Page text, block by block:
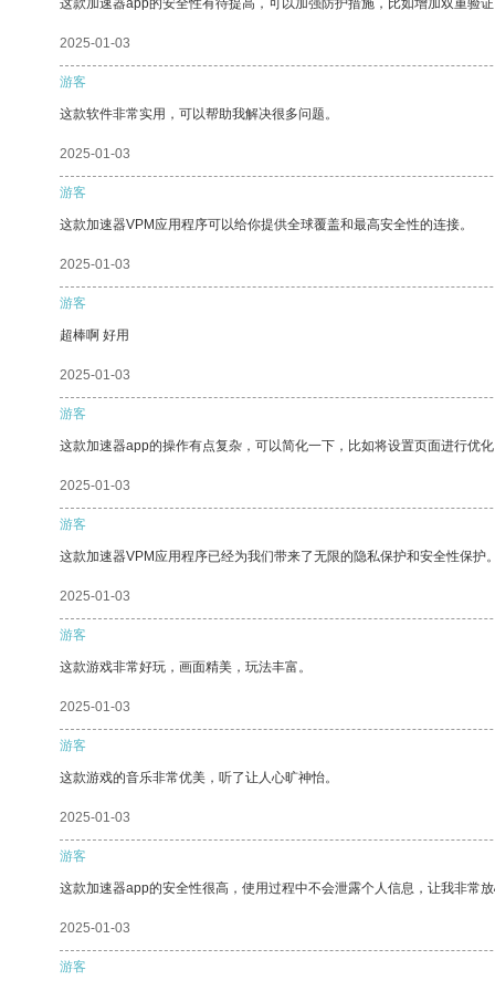
这款加速器app的安全性有待提高，可以加强防护措施，比如增加双重验
2025-01-03
游客
这款软件非常实用，可以帮助我解决很多问题。
2025-01-03
游客
这款加速器VPM应用程序可以给你提供全球覆盖和最高安全性的连接。
2025-01-03
游客
超棒啊 好用
2025-01-03
游客
这款加速器app的操作有点复杂，可以简化一下，比如将设置页面进行优
2025-01-03
游客
这款加速器VPM应用程序已经为我们带来了无限的隐私保护和安全性保护
2025-01-03
游客
这款游戏非常好玩，画面精美，玩法丰富。
2025-01-03
游客
这款游戏的音乐非常优美，听了让人心旷神怡。
2025-01-03
游客
这款加速器app的安全性很高，使用过程中不会泄露个人信息，让我非常
2025-01-03
游客